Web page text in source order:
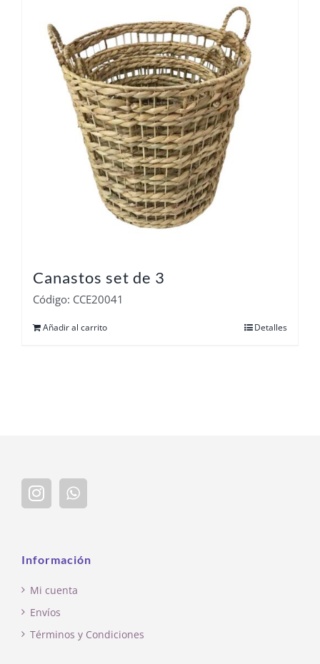
Canastos set de 3
Código: CCE20041
Añadir al carrito Detalles
Información
Mi cuenta
Envíos
Términos y Condiciones